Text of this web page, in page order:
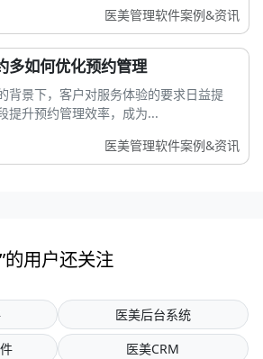
医美管理软件案例&资讯
多如何优化预约管理
背景下，客户对服务体验的要求日益提
提升预约管理效率，成为...
医美管理软件案例&资讯
的用户还关注
医美后台系统
医美CRM